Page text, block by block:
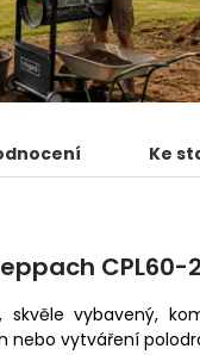
Ke
CPL60-
skvěle vybavený,
nebo vytváření